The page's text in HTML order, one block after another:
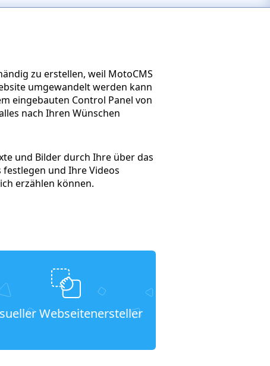
zu erstellen, weil MotoCMS
umgewandelt werden kann
eingebauten Control Panel von
nach Ihren Wünschen
und Bilder durch Ihre über das
und Ihre Videos
erzählen können.
Webseitenersteller